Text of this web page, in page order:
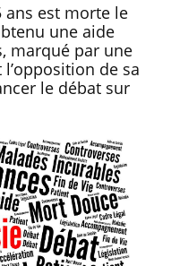
ans est morte le
une aide
marqué par une
de sa
le débat sur